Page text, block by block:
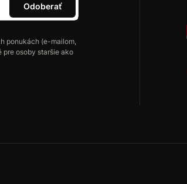
Odoberať
ponukách (e-mailom,
pre osoby staršie ako